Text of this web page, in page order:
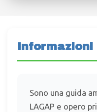
Informazioni
Sono una guida
LAGAP e opero